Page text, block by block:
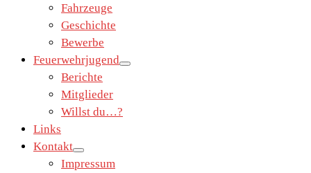
Fahrzeuge
Geschichte
Bewerbe
Feuerwehrjugend
Berichte
Mitglieder
Willst du…?
Links
Kontakt
Impressum